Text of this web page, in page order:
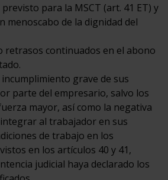
para la MSCT (art. 41 ET) y
menoscabo de la dignidad del
retrasos continuados en el abono
grave de sus
parte del empresario, salvo los
mayor, así como la negativa
al trabajador en sus
de trabajo en los
en los artículos 40 y 41,
judicial haya declarado los